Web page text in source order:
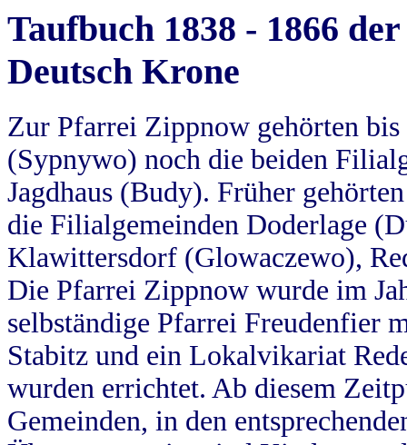
Taufbuch 1838 - 1866
Deutsch Krone
Zur Pfarrei Zippnow gehörten
(Sypnywo) noch die beiden
Jagdhaus (Budy). Früher
die Filialgemeinden Doderlage
Klawittersdorf (Glowaczewo),
Die Pfarrei Zippnow wurde im
selbständige Pfarrei Freudenfier
Stabitz und ein Lokalvikariat
wurden errichtet. Ab diesem
Gemeinden, in den